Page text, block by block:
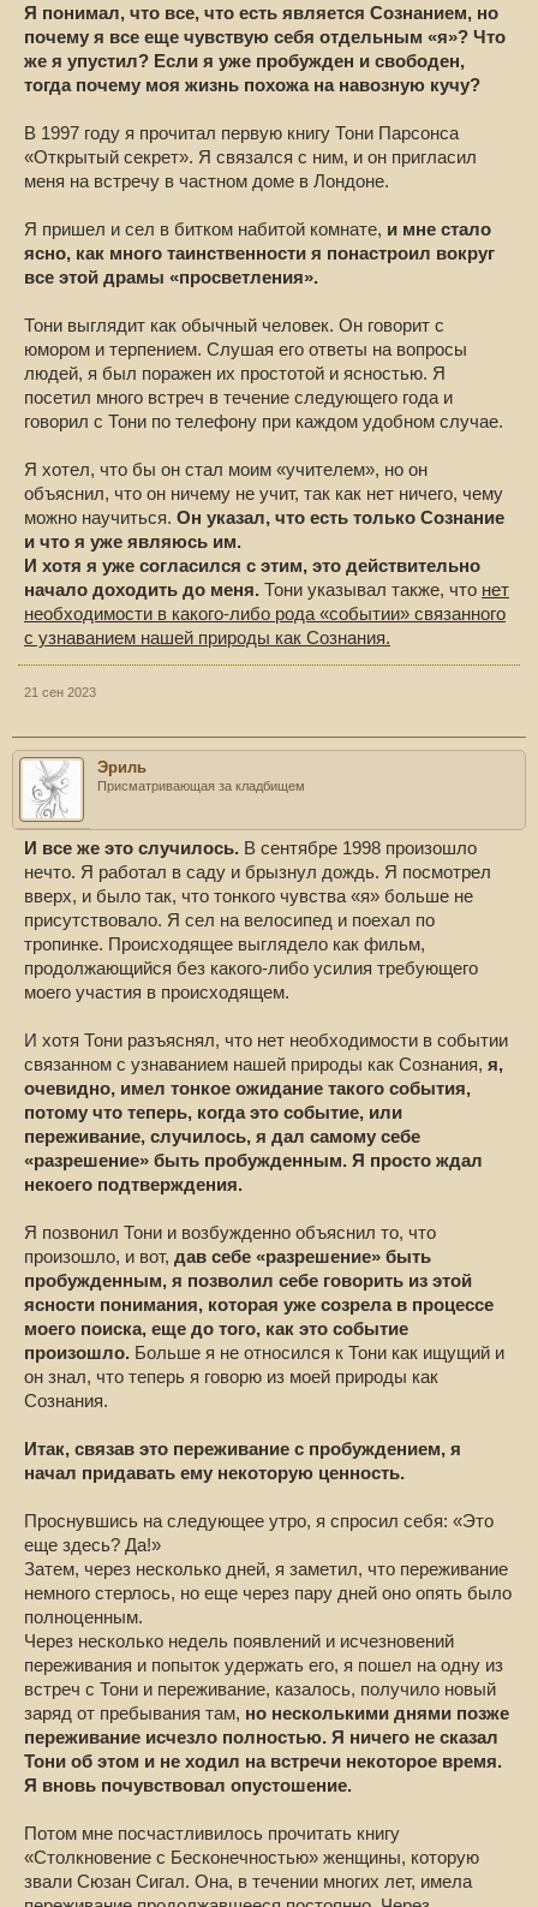
Я понимал, что все, что есть является Сознанием, но
почему я все еще чувствую себя отдельным «я»? Что
же я упустил? Если я уже пробужден и свободен,
тогда почему моя жизнь похожа на навозную кучу?
В 1997 году я прочитал первую книгу Тони Парсонса
«Открытый секрет». Я связался с ним, и он пригласил
меня на встречу в частном доме в Лондоне.
Я пришел и сел в битком набитой комнате, и мне стало
ясно, как много таинственности я понастроил вокруг
все этой драмы «просветления».
Тони выглядит как обычный человек. Он говорит с
юмором и терпением. Слушая его ответы на вопросы
людей, я был поражен их простотой и ясностью. Я
посетил много встреч в течение следующего года и
говорил с Тони по телефону при каждом удобном случае.
Я хотел, что бы он стал моим «учителем», но он
объяснил, что он ничему не учит, так как нет ничего, чему
можно научиться. Он указал, что есть только Сознание
и что я уже являюсь им.
И хотя я уже согласился с этим, это действительно
начало доходить до меня. Тони указывал также, что нет
необходимости в какого-либо рода «событии» связанного
с узнаванием нашей природы как Сознания.
21 сен 2023
Эриль
Присматривающая за кладбищем
И все же это случилось. В сентябре 1998 произошло
нечто. Я работал в саду и брызнул дождь. Я посмотрел
вверх, и было так, что тонкого чувства «я» больше не
присутствовало. Я сел на велосипед и поехал по
тропинке. Происходящее выглядело как фильм,
продолжающийся без какого-либо усилия требующего
моего участия в происходящем.
И хотя Тони разъяснял, что нет необходимости в событии
связанном с узнаванием нашей природы как Сознания, я,
очевидно, имел тонкое ожидание такого события,
потому что теперь, когда это событие, или
переживание, случилось, я дал самому себе
«разрешение» быть пробужденным. Я просто ждал
некоего подтверждения.
Я позвонил Тони и возбужденно объяснил то, что
произошло, и вот, дав себе «разрешение» быть
пробужденным, я позволил себе говорить из этой
ясности понимания, которая уже созрела в процессе
моего поиска, еще до того, как это событие
произошло. Больше я не относился к Тони как ищущий и
он знал, что теперь я говорю из моей природы как
Сознания.
Итак, связав это переживание с пробуждением, я
начал придавать ему некоторую ценность.
Проснувшись на следующее утро, я спросил себя: «Это
еще здесь? Да!»
Затем, через несколько дней, я заметил, что переживание
немного стерлось, но еще через пару дней оно опять было
полноценным.
Через несколько недель появлений и исчезновений
переживания и попыток удержать его, я пошел на одну из
встреч с Тони и переживание, казалось, получило новый
заряд от пребывания там, но несколькими днями позже
переживание исчезло полностью. Я ничего не сказал
Тони об этом и не ходил на встречи некоторое время.
Я вновь почувствовал опустошение.
Потом мне посчастливилось прочитать книгу
«Столкновение с Бесконечностью» женщины, которую
звали Сюзан Сигал. Она, в течении многих лет, имела